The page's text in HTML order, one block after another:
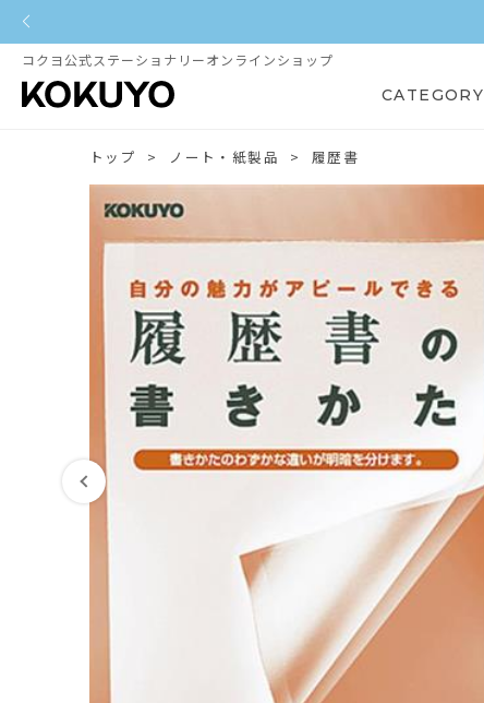
コクヨ公式ステーショナリーオンラインショップ
CATEGORY
トップ ノート・紙製品 履歴書